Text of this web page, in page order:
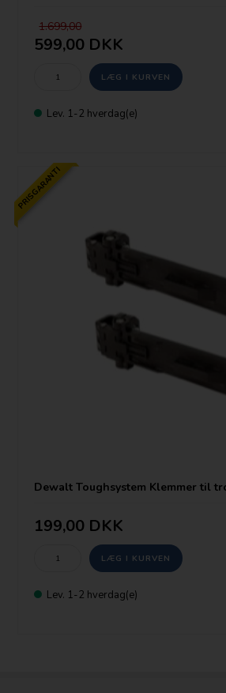
1.699,00
599,00 DKK
Lev. 1-2 hverdag(e)
PRISGARANTI
Dewalt Toughsystem Klemmer til
199,00 DKK
Lev. 1-2 hverdag(e)